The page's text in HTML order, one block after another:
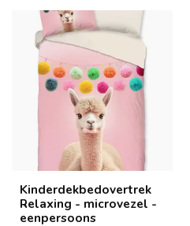
Kinderdekbedovertrek
Relaxing - microvezel -
eenpersoons